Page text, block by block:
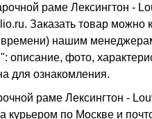
раме Лексингтон -
Заказать товар
времени) нашим
описание, фото,
для ознакомления.
раме Лексингтон -
курьером по Москве и